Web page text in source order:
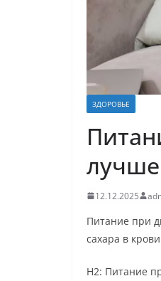
ЗДОРОВЬЕ
12.12.2025
Питание при
сахара в
H2: Питание